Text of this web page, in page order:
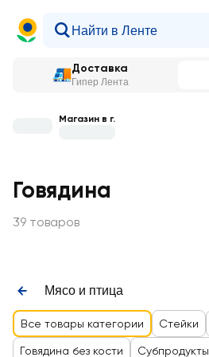
Доставка
Гипер Лента
Магазин в г.
Говядина
39 товаров
Мясо и птица
Все товары категории Стейки
Говядина без кости Субпродукты